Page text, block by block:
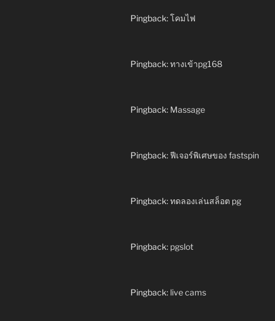
Pingback:โคมไฟ
Pingback:ทางเข้าpg168
Pingback: Massage
Pingback:ฟีเจอร์พิเศษของ fastspin
Pingback:ทดลองเล่นสล็อต pg
Pingback: pgslot
Pingback: live cams